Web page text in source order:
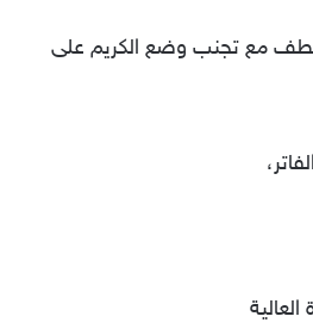
لطف مع تجنب وضع الكريم على